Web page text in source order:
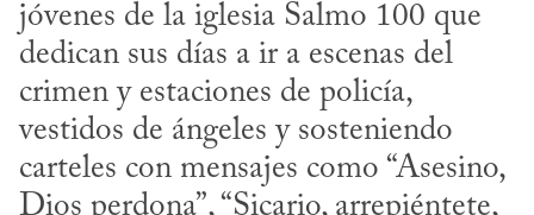
jóvenes de la iglesia Salmo 100 que
dedican sus días a ir a escenas del
crimen y estaciones de policía,
vestidos de ángeles y sosteniendo
carteles con mensajes como “Asesino,
Dios perdona”, “Sicario, arrepiéntete,